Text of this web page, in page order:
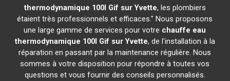
thermodynamique 100l Gif sur Yvette, les plombiers
étaient très professionnels et efficaces." Nous proposons
une large gamme de services pour votre chauffe eau
thermodynamique 100l Gif sur Yvette, de l'installation à la
réparation en passant par la maintenance régulière. Nous
sommes à votre disposition pour répondre à toutes vos
questions et vous fournir des conseils personnalisés.